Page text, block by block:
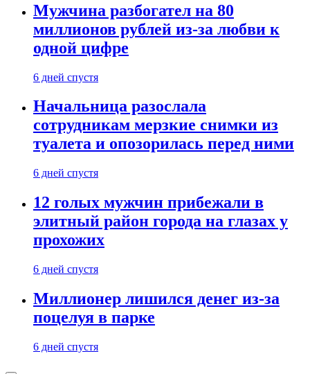
Мужчина разбогател на 80
миллионов рублей из-за любви к
одной цифре
6 дней спустя
Начальница разослала
сотрудникам мерзкие снимки из
туалета и опозорилась перед ними
6 дней спустя
12 голых мужчин прибежали в
элитный район города на глазах у
прохожих
6 дней спустя
Миллионер лишился денег из-за
поцелуя в парке
6 дней спустя